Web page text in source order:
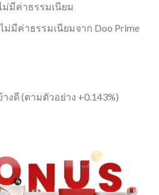
ม่มีค่าธรรมเนียม
ม่มีค่าธรรมเนียมจาก Doo Prime
ดี (ตามตัวอย่าง +0.143%)